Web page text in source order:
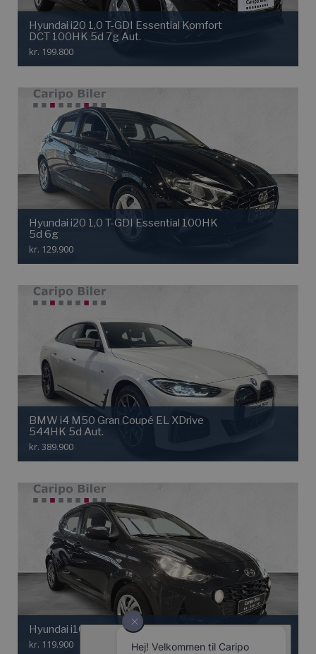
Hyundai i20 1,0 T-GDI Essential Komfort
DCT 100HK 5d 7g Aut.
kr. 199.800
Hyundai i20 1,0 T-GDI Essential 100HK
5d 6g
kr. 129.900
BMW i4 M50 Gran Coupé EL XDrive
544HK 5d Aut.
kr. 389.900
Hyundai i10 1,0 Essential 67HK 5d
kr. 119.900